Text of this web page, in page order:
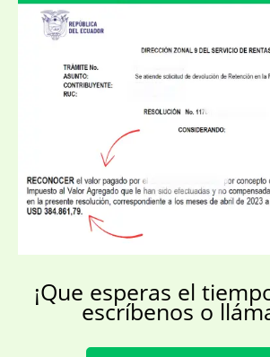
¡Que esperas el
escríbenos o